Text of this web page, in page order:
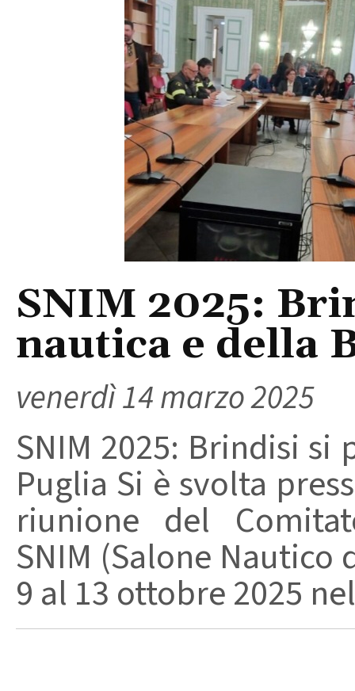
SNIM 2025:
nautica e della
venerdì 14 marzo 2025
SNIM 2025: Brindisi
Puglia Si è svolta
riunione del
SNIM (Salone
9 al 13 ottobre 2025